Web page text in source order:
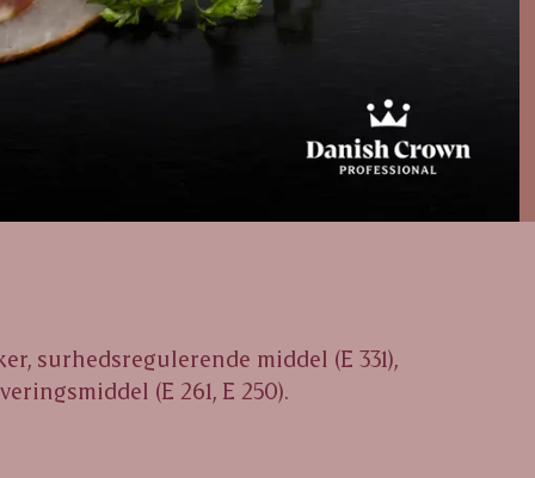
surhedsregulerende middel (E 331),
(E 261, E 250).